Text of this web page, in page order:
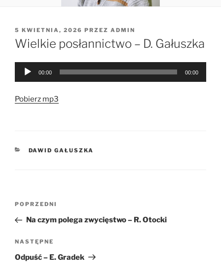
OPUBLIKOWANE
W
5 KWIETNIA, 2026 PRZEZ ADMIN
Wielkie posłannictwo – D. Gałuszka
Odtwarzacz
00:00 00:00
Pobierz mp3
KATEGORIE
DAWID GAŁUSZKA
Nawigacja
Poprzedni
wpis
POPRZEDNI
Na czym polega zwycięstwo – R. Otocki
Następny
wpis
NASTĘPNE
Odpuść – E. Gradek